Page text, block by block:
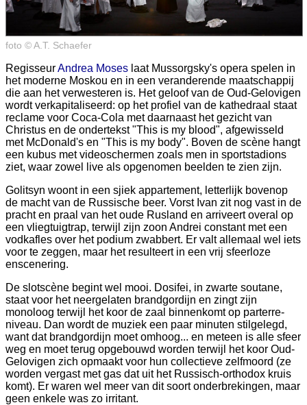
foto © A.T. Schaefer
RegisseurAndrea Moses laat Mussorgsky's opera spelen in
het moderne Moskou en in een veranderende maatschappij
die aan het verwesteren is. Het geloof van de Oud-Gelovigen
wordt verkapitaliseerd: op het profiel van de kathedraal staat
reclame voor Coca-Cola met daarnaast het gezicht van
Christus en de ondertekst "This is my blood", afgewisseld
met McDonald's en "This is my body". Boven de scène hangt
een kubus met videoschermen zoals men in sportstadions
ziet, waar zowel live als opgenomen beelden te zien zijn.
Golitsyn woont in een sjiek appartement, letterlijk bovenop
de macht van de Russische beer. Vorst Ivan zit nog vast in de
pracht en praal van het oude Rusland en arriveert overal op
een vliegtuigtrap, terwijl zijn zoon Andrei constant met een
vodkafles over het podium zwabbert. Er valt allemaal wel iets
voor te zeggen, maar het resulteert in een vrij sfeerloze
enscenering.
De slotscène begint wel mooi. Dosifei, in zwarte soutane,
staat voor het neergelaten brandgordijn en zingt zijn
monoloog terwijl het koor de zaal binnenkomt op parterre-
niveau. Dan wordt de muziek een paar minuten stilgelegd,
want dat brandgordijn moet omhoog... en meteen is alle sfeer
weg en moet terug opgebouwd worden terwijl het koor Oud-
Gelovigen zich opmaakt voor hun collectieve zelfmoord (ze
worden vergast met gas dat uit het Russisch-orthodox kruis
komt). Er waren wel meer van dit soort onderbrekingen, maar
geen enkele was zo irritant.